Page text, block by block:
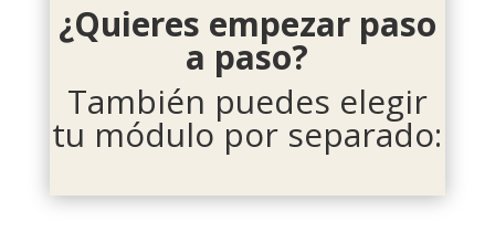
¿Quieres empezar paso
a paso?
También puedes elegir
tu módulo por separado: